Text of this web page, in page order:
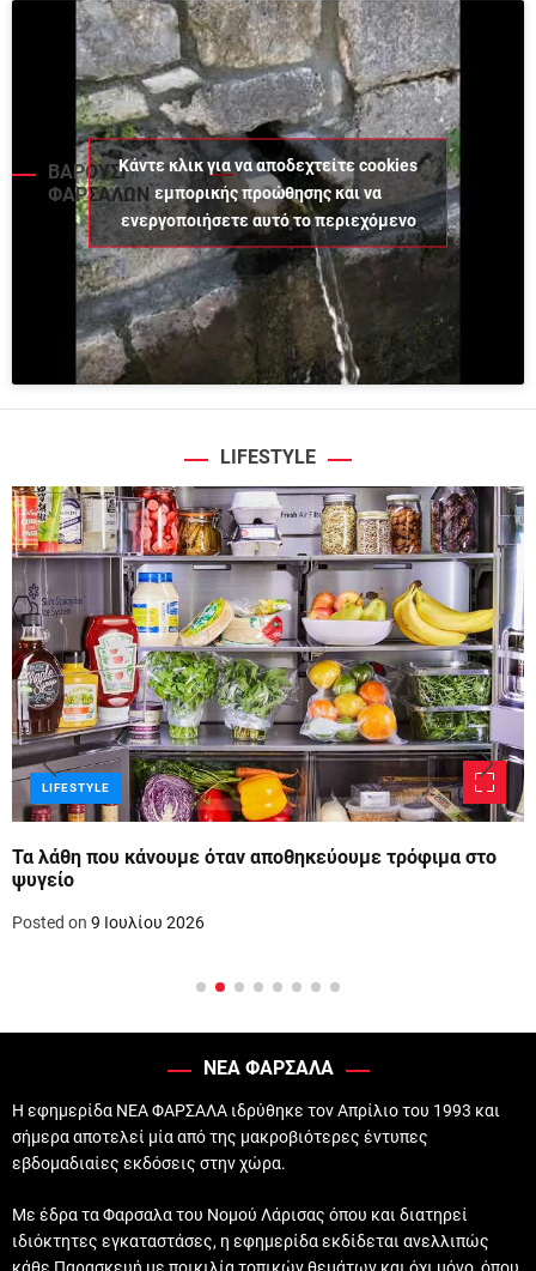
ΒΑΡΟΥΣΙ
ΦΑΡΣΑΛΩΝ
Κάντε κλικ για να αποδεχτείτε cookies
εμπορικής προώθησης και να
ενεργοποιήσετε αυτό το περιεχόμενο
LIFESTYLE
LIFESTYLE
Τα λάθη που κάνουμε όταν αποθηκεύουμε τρόφιμα στο
ψυγείο
Posted on 9 Ιουλίου 2026
ΝΕΑ ΦΑΡΣΑΛΑ
Η εφημερίδα ΝΕΑ ΦΑΡΣΑΛΑ ιδρύθηκε τον Απρίλιο του 1993 και
σήμερα αποτελεί μία από της μακροβιότερες έντυπες
εβδομαδιαίες εκδόσεις στην χώρα.
Με έδρα τα Φαρσαλα του Νομού Λάρισας όπου και διατηρεί
ιδιόκτητες εγκαταστάσες, η εφημερίδα εκδίδεται ανελλιπώς